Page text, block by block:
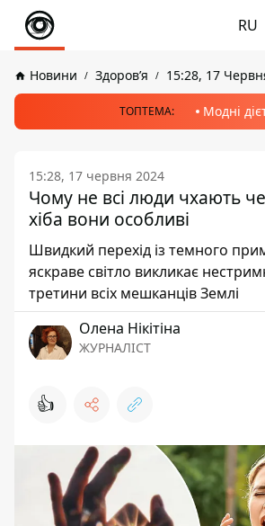
RU
Новини Здоров’я 15:28, 17
ТОПТЕМА: Модні
15:28, 17 червня 2024
Чому не всі люди чхають
хіба вони особливі
Швидкий перехід із темного
яскраве світло викликає
третини всіх мешканців Землі
Олена Нікітіна
ЖУРНАЛІСТ
👍